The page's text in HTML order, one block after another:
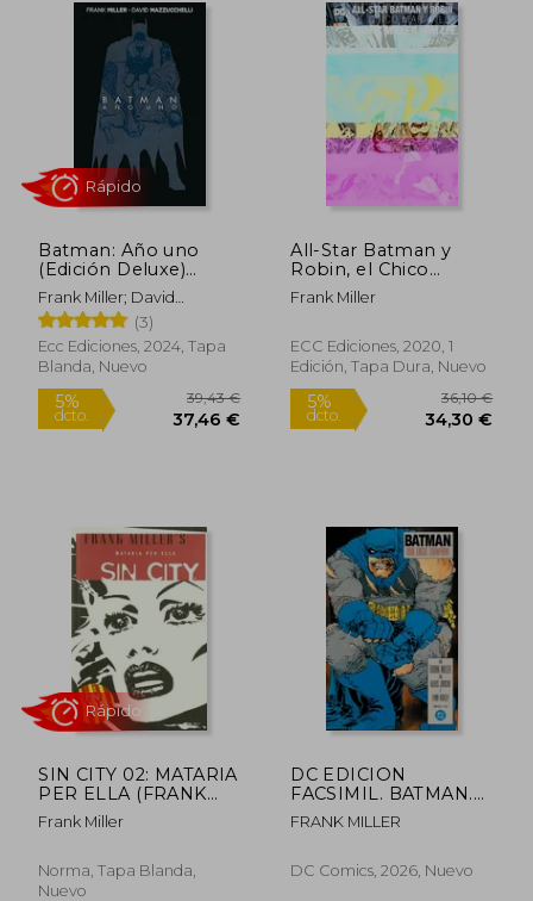
14,25 €
Rápido
Batman: Año uno
(Edición Deluxe)
(Tercera Edición)
Frank Miller; David
Mazzucchelli (3)
Ecc Ediciones, 2024, Tapa
Blanda, Nuevo
All-Star Batman y
Robin, el Chico
Maravilla
Frank Miller
ECC Ediciones, 2020, 1
Edición, Tapa Dura, Nuevo
SIN CITY 02: MATARIA
PER ELLA (FRANK
MILLER) (en Catalán)
Frank Miller
Norma, Tapa Blanda,
Nuevo
DC EDICION
FACSIMIL. BATMAN.
THE DARK KNIGHT
RETURNS. LIBRO
FRANK MILLER
DC Comics, 2026, Nuevo